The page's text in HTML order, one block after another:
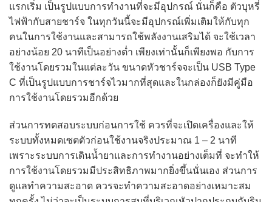
แรกเริ่ม เป็นรูปแบบการทำงานที่จะมีอุปกรณ์ นั่นก็คือ ตัวบุหรี่
ไฟฟ้ากับสายชาร์จ ในทุกวันนี้จะมีอุปกรณ์เพิ่มเติมให้กับทุก
คนในการใช้งานและสามารถใช้พลังงานเสริมได้ จะใช้เวลา
อย่างน้อย 20 นาทีเป็นอย่างต่ำ เพียงเท่านั้นก็เพียงพอ กับการ
ใช้งานโดยรวมในแต่ละวัน ขนาดหัวชาร์จจะเป็น USB Type
C ที่เป็นรูปแบบการชาร์จไวมากที่สุดและในกล่องก็ยังมีคู่มือ
การใช้งานโดยรวมอีกด้วย
ส่วนการทดสอบระบบก่อนการใช้ ควรที่จะเปิดเครื่องและให้
ระบบทั้งหมดเซตตัวก่อนใช้งานจริงประมาณ 1 – 2 นาที
เพราะระบบการเดินน้ำยาและการทำงานอย่างเต็มที่ จะทำให้
การใช้งานโดยรวมมีประสิทธิภาพมากยิ่งขึ้นนั่นเอง ส่วนการ
ดูแลทำความสะอาด ควรจะทำความสะอาดอย่างเหมาะสม